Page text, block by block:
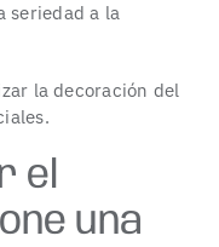
seriedad a la
la decoración del
el
una